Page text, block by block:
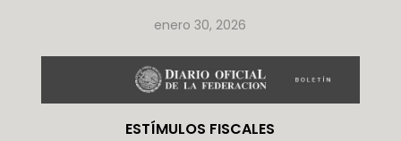
enero 30, 2026
ESTÍMULOS FISCALES